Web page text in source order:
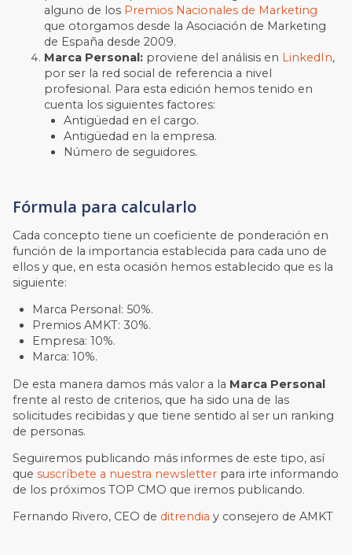
alguno de los Premios Nacionales de Marketing
que otorgamos desde la Asociación de Marketing
de España desde 2009.
Marca Personal: proviene del análisis en LinkedIn,
por ser la red social de referencia a nivel
profesional. Para esta edición hemos tenido en
cuenta los siguientes factores:
Antigüedad en el cargo.
Antigüedad en la empresa.
Número de seguidores.
Fórmula para calcularlo
Cada concepto tiene un coeficiente de ponderación en
función de la importancia establecida para cada uno de
ellos y que, en esta ocasión hemos establecido que es la
siguiente:
Marca Personal: 50%.
Premios AMKT: 30%.
Empresa: 10%.
Marca: 10%.
De esta manera damos más valor a la Marca Personal
frente al resto de criterios, que ha sido una de las
solicitudes recibidas y que tiene sentido al ser un ranking
de personas.
Seguiremos publicando más informes de este tipo, así
quesuscríbete a nuestra newsletter para irte informando
de los próximos TOP CMO que iremos publicando.
Fernando Rivero, CEO de ditrendia y consejero de AMKT